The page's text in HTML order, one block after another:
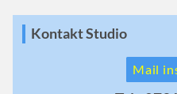
Kontakt Studio
Mail